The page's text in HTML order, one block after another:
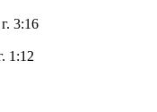
3:16
1:12